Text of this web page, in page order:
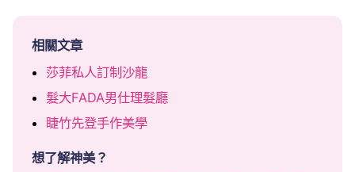
相關文章
莎菲私人訂制沙龍
髮大FADA男仕理髮廳
睫竹先登手作美學
想了解神美？